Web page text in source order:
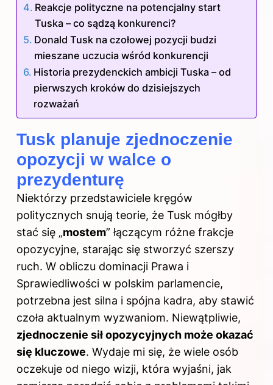
Reakcje polityczne na potencjalny start
Tuska – co sądzą konkurenci?
Donald Tusk na czołowej pozycji budzi
mieszane uczucia wśród konkurencji
Historia prezydenckich ambicji Tuska – od
pierwszych kroków do dzisiejszych
rozważań
Tusk planuje zjednoczenie
opozycji w walce o
prezydenturę
Niektórzy przedstawiciele kręgów
politycznych snują teorie, że Tusk mógłby
stać się „mostem” łączącym różne frakcje
opozycyjne, starając się stworzyć szerszy
ruch. W obliczu dominacji Prawa i
Sprawiedliwości w polskim parlamencie,
potrzebna jest silna i spójna kadra, aby stawić
czoła aktualnym wyzwaniom. Niewątpliwie,
zjednoczenie sił opozycyjnych może okazać
się kluczowe. Wydaje mi się, że wiele osób
oczekuje od niego wizji, która wyjaśni, jak